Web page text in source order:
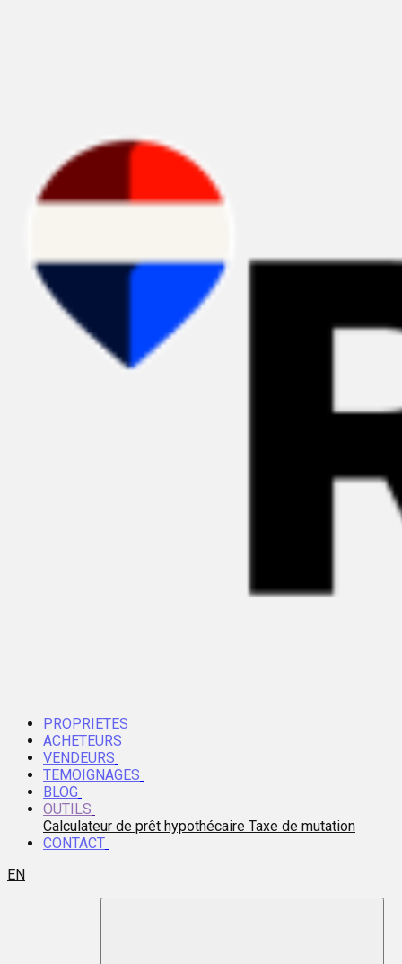
PROPRIETES
ACHETEURS
VENDEURS
TEMOIGNAGES
BLOG
OUTILS
Calculateur de prêt hypothécaire Taxe de mutation
CONTACT
EN